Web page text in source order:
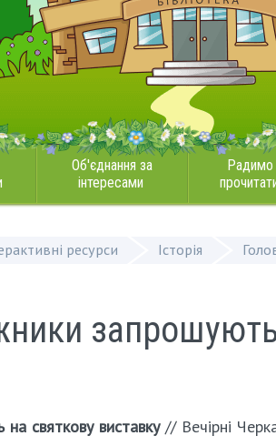
Об'єднання за
інтересами
Радимо
ресурси Історія
святкову виставку// Вечірні